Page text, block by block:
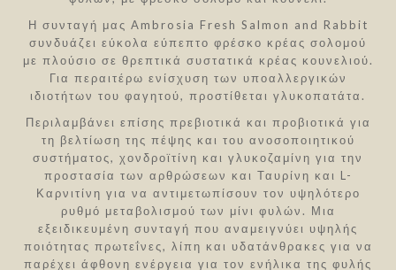
Η συνταγή μας Ambrosia Fresh Salmon and Rabbit
συνδυάζει εύκολα εύπεπτο φρέσκο ​​κρέας σολομού
με πλούσιο σε θρεπτικά συστατικά κρέας κουνελιού.
Για περαιτέρω ενίσχυση των υποαλλεργικών
ιδιοτήτων του φαγητού, προστίθεται γλυκοπατάτα.
Περιλαμβάνει επίσης πρεβιοτικά και προβιοτικά για
τη βελτίωση της πέψης και του ανοσοποιητικού
συστήματος, χονδροϊτίνη και γλυκοζαμίνη για την
προστασία των αρθρώσεων και Ταυρίνη και L-
Καρνιτίνη για να αντιμετωπίσουν τον υψηλότερο
ρυθμό μεταβολισμού των μίνι φυλών. Μια
εξειδικευμένη συνταγή που αναμειγνύει υψηλής
ποιότητας πρωτεΐνες, λίπη και υδατάνθρακες για να
παρέχει άφθονη ενέργεια για τον ενήλικα της φυλής